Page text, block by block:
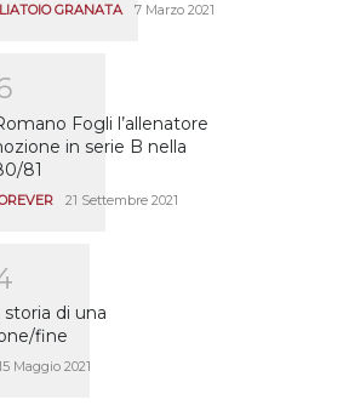
GRANATA 7 Marzo 2021
Fogli l’allenatore
in serie B nella
81
21 Settembre 2021
storia di una
fine
Maggio 2021